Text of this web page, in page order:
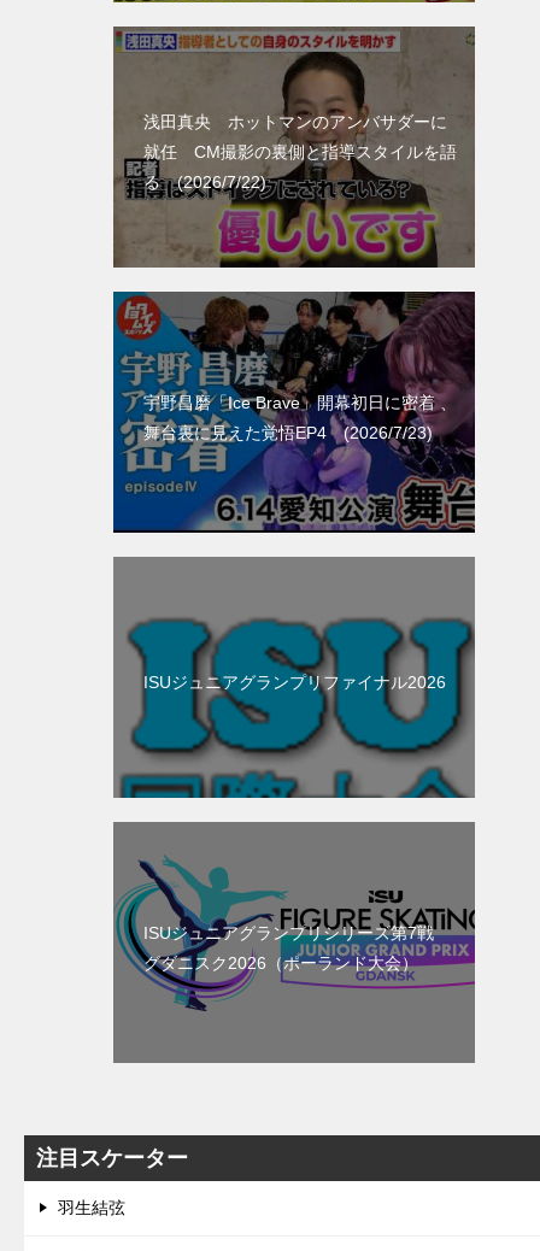
浅田真央 ホットマンのアンバサダーに
就任 CM撮影の裏側と指導スタイルを語
る (2026/7/22)
宇野昌磨「Ice Brave」開幕初日に密着 、
舞台裏に見えた覚悟EP4 (2026/7/23)
ISUジュニアグランプリファイナル2026
ISUジュニアグランプリシリーズ第7戦
グダニスク2026（ポーランド大会）
注目スケーター
羽生結弦